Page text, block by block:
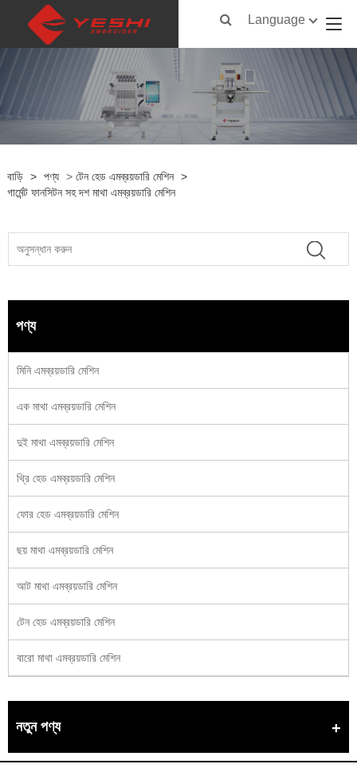
Language
বাড়ি > পণ্য > টেন হেড এমব্রয়ডারি মেশিন >
গার্মেন্ট ফানসিটন সহ দশ মাথা এমব্রয়ডারি মেশিন
পণ্য
মিনি এমব্রয়ডারি মেশিন
এক মাথা এমব্রয়ডারি মেশিন
দুই মাথা এমব্রয়ডারি মেশিন
থ্রি হেড এমব্রয়ডারি মেশিন
ফোর হেড এমব্রয়ডারি মেশিন
ছয় মাথা এমব্রয়ডারি মেশিন
আট মাথা এমব্রয়ডারি মেশিন
টেন হেড এমব্রয়ডারি মেশিন
বারো মাথা এমব্রয়ডারি মেশিন
নতুন পণ্য